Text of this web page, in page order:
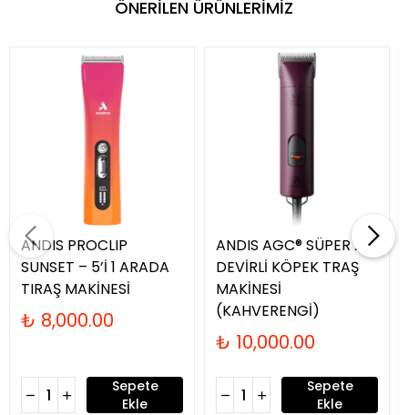
ÖNERİLEN ÜRÜNLERİMİZ
ANDIS PROCLIP
SUNSET – 5’İ 1 ARADA
TIRAŞ MAKİNESİ
₺ 8,000.00
Sepete
Ekle
ANDIS AGC® SÜPER 2-
DEVİRLİ KÖPEK TRAŞ
MAKİNESİ
(KAHVERENGİ)
₺ 10,000.00
Sepete
Ekle